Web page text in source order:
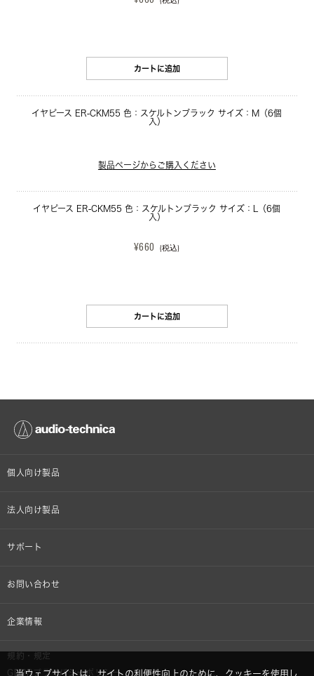
カートに追加
イヤピース ER-CKM55 色：スケルトンブラック サイズ：M（6個
入）
製品ページからご購入ください
イヤピース ER-CKM55 色：スケルトンブラック サイズ：L（6個
入）
¥660 (税込)
カートに追加
個人向け製品
オンラインストア限定
法人向け製品
設備音響機器
半導体レーザー応用製品
サポート
個人向け製品サポート
お問い合わせ
その他、メディア 取材関連等のお問い合わせ
企業情報
株式会社オーディオテクニカ
規約・規定
GDPRプライバシーポリシー
当ウェブサイトは、サイトの利便性向上のために、クッキーを使用し